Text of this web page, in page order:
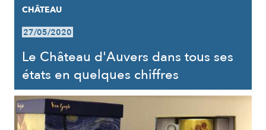
CHÂTEAU
27/05/2020
Le Château d'Auvers dans tous ses
états en quelques chiffres